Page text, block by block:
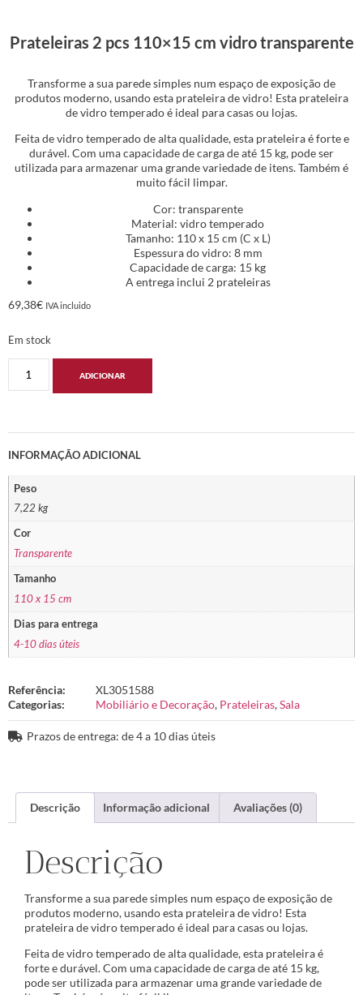
Prateleiras 2 pcs 110×15 cm vidro transparente
Transforme a sua parede simples num espaço de exposição de
produtos moderno, usando esta prateleira de vidro! Esta prateleira
de vidro temperado é ideal para casas ou lojas.
Feita de vidro temperado de alta qualidade, esta prateleira é forte e
durável. Com uma capacidade de carga de até 15 kg, pode ser
utilizada para armazenar uma grande variedade de itens. Também é
muito fácil limpar.
Cor: transparente
Material: vidro temperado
Tamanho: 110 x 15 cm (C x L)
Espessura do vidro: 8 mm
Capacidade de carga: 15 kg
A entrega inclui 2 prateleiras
69,38€ IVA incluido
Em stock
ADICIONAR
INFORMAÇÃO ADICIONAL
Peso
7,22 kg
Cor
Transparente
Tamanho
110 x 15 cm
Dias para entrega
4-10 dias úteis
Referência:
XL3051588
Categorias:
Mobiliário e Decoração, Prateleiras,Sala
Prazos de entrega: de 4 a 10 dias úteis
Descrição Informação adicional Avaliações (0)
Descrição
Transforme a sua parede simples num espaço de exposição de
produtos moderno, usando esta prateleira de vidro! Esta
prateleira de vidro temperado é ideal para casas ou lojas.
Feita de vidro temperado de alta qualidade, esta prateleira é
forte e durável. Com uma capacidade de carga de até 15 kg,
pode ser utilizada para armazenar uma grande variedade de